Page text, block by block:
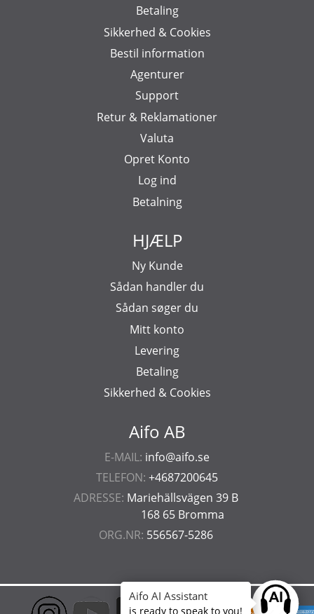
Aifo AB
E-MAIL: info@aifo.se
TELEFON: +4687200645
ADRESSE: Mariehällsvägen 39 B
168 65 Bromma
ORG.NR: 556567-5286
Betaling
Sikkerhed & Cookies
Bestil information
Agenturer
Support
Retur & Reklamationer
Valuta
Opret Konto
Log ind
Betalning
HJÆLP
Ny Kunde
Sådan handler du
Sådan søger du
Mitt konto
Levering
Betaling
Sikkerhed & Cookies
Ask
Aifo AI Assistant
is ready to speak to you!